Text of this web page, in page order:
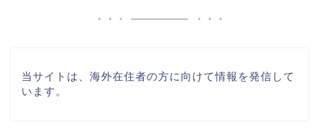
当サイトは、海外在住者の方に向けて情報を発信して
います。